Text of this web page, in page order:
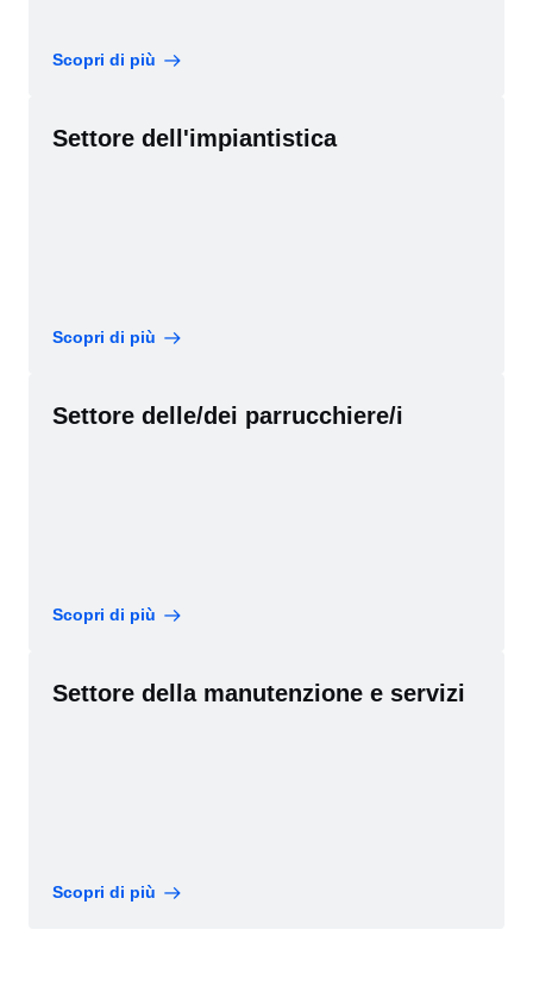
Scopri di più
Settore dell'impiantistica
Scopri di più
Settore delle/dei parrucchiere/i
Scopri di più
Settore della manutenzione e servizi
Scopri di più